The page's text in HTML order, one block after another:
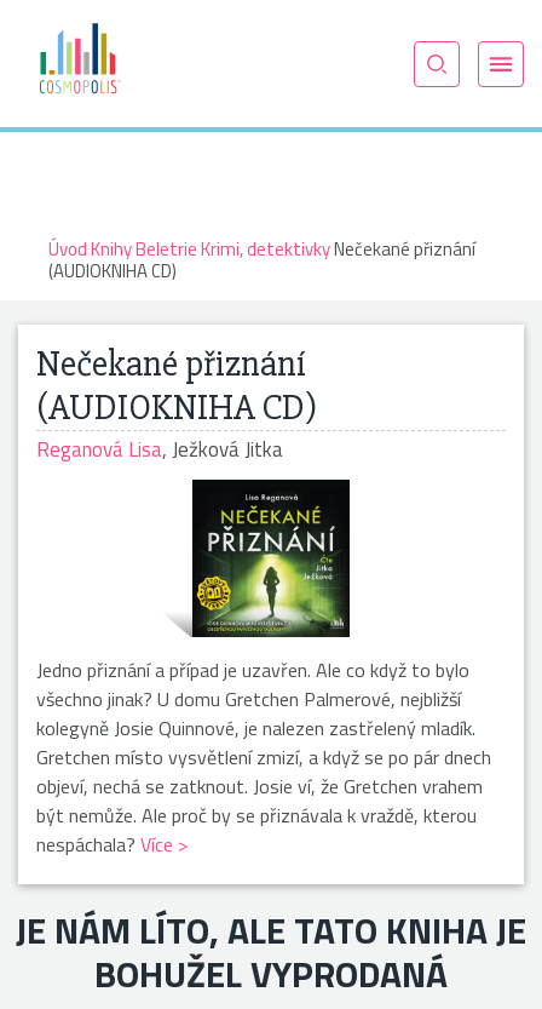
ÚvodKnihyBeletrieKrimi, detektivkyNečekané přiznání
(AUDIOKNIHA CD)
Nečekané přiznání
(AUDIOKNIHA CD)
Reganová Lisa,Ježková Jitka
Jedno přiznání a případ je uzavřen. Ale co když to bylo
všechno jinak? U domu Gretchen Palmerové, nejbližší
kolegyně Josie Quinnové, je nalezen zastřelený mladík.
Gretchen místo vysvětlení zmizí, a když se po pár dnech
objeví, nechá se zatknout. Josie ví, že Gretchen vrahem
být nemůže. Ale proč by se přiznávala k vraždě, kterou
nespáchala? Více >
JE NÁM LÍTO, ALE TATO KNIHA JE
BOHUŽEL VYPRODANÁ